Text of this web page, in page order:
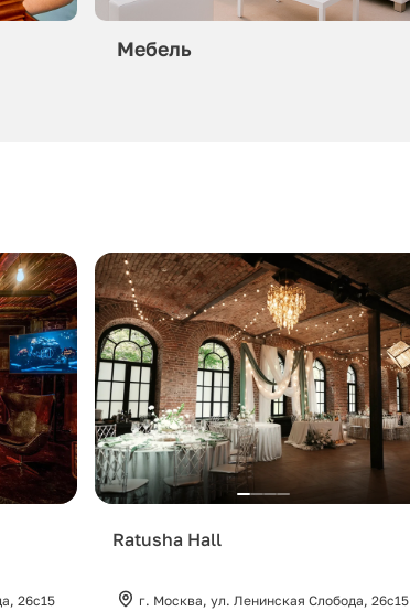
Мебель
26c15
Ratusha Hall
г. Москва, ул. Ленинская Слобода, 26c15